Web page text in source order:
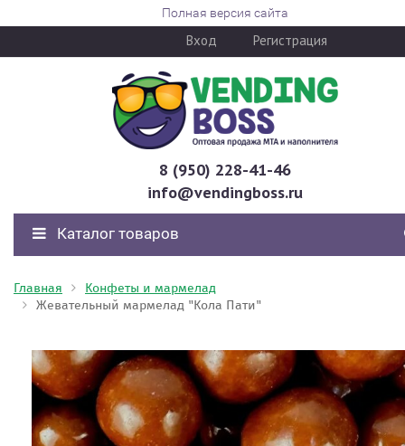
Полная версия сайта
Вход Регистрация
8 (950) 228-41-46
info@vendingboss.ru
Каталог товаров
Главная
Конфеты и мармелад
Жевательный мармелад "Кола Пати"